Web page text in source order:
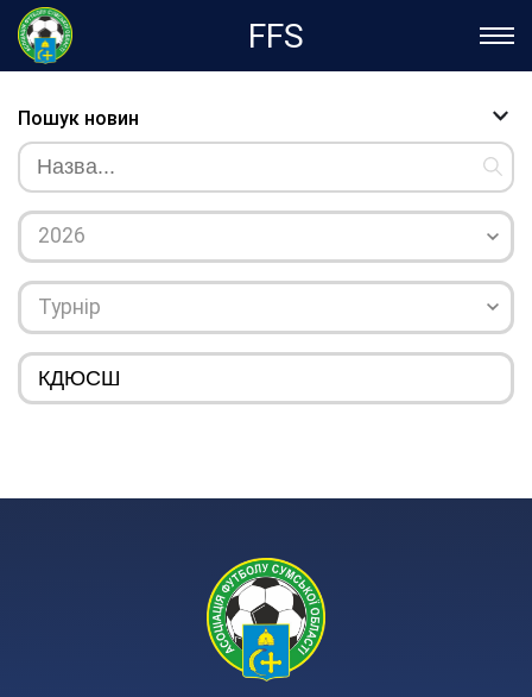
FFS
Пошук новин
2026
Турнір